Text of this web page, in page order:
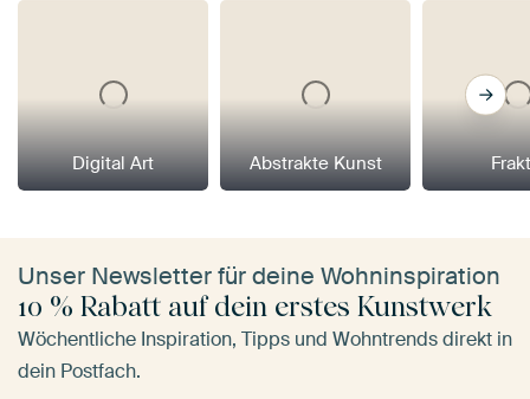
Digital Art Abstrakte Kunst
Unser Newsletter für deine Wohninspiration
10 % Rabatt auf dein erstes Kunstwerk
Wöchentliche Inspiration, Tipps und Wohntrends direkt in
dein Postfach.